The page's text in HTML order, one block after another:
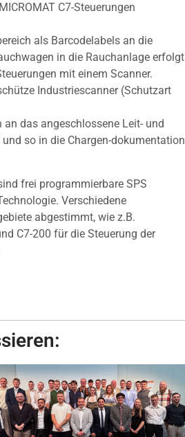
C7-Steuerungen
als Barcodelabels an die
in die Rauchanlage erfolgt
mit einem Scanner.
Industriescanner (Schutzart
das angeschlossene Leit- und
so in die Chargen-dokumentation
frei programmierbare SPS
Verschiedene
abgestimmt, wie z.B.
C7-200 für die Steuerung der